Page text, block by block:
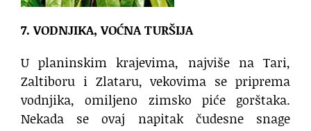
7. VODNJIKA, VOĆNA TURŠIJA
U planinskim krajevima, najviše na Tari,
Zaltiboru i Zlataru, vekovima se priprema
vodnjika, omiljeno zimsko piće gorštaka.
Nekada se ovaj napitak čudesne snage